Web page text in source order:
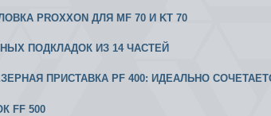
PROXXON ДЛЯ MF 70 И KT 70
ПОДКЛАДОК ИЗ 14 ЧАСТЕЙ
ПРИСТАВКА PF 400: ИДЕАЛЬНО
FF 500